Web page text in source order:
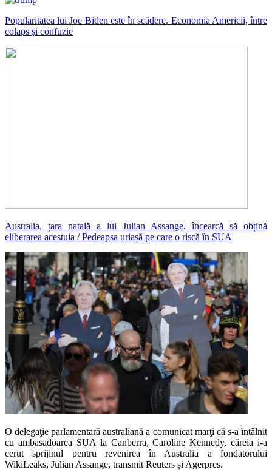
Popularitatea lui Joe Biden este în scădere. Economia Americii, între
colaps şi confuzie
Australia, țara natală a lui Julian Assange, încearcă să obțină
eliberarea acestuia / Pedeapsa uriașă pe care o riscă în SUA
O delegaţie parlamentară australiană a comunicat marţi că s-a întâlnit
cu ambasadoarea SUA la Canberra, Caroline Kennedy, căreia i-a
cerut sprijinul pentru revenirea în Australia a fondatorului
WikiLeaks, Julian Assange, transmit Reuters și Agerpres.